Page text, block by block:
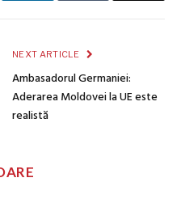
NEXT ARTICLE
Ambasadorul Germaniei:
Aderarea Moldovei la UE este
realistă